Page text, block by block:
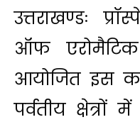
उत्तराखण्डः
ऑफ
आयोजित इस
पर्वतीय